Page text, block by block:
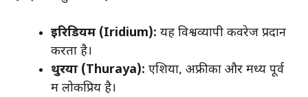
इरिडियम (Iridium): यह विश्वव्यापी कवरेज प्रदान
करता है।
थुरया (Thuraya): एशिया, अफ्रीका और मध्य पूर्व
में लोकप्रिय है।